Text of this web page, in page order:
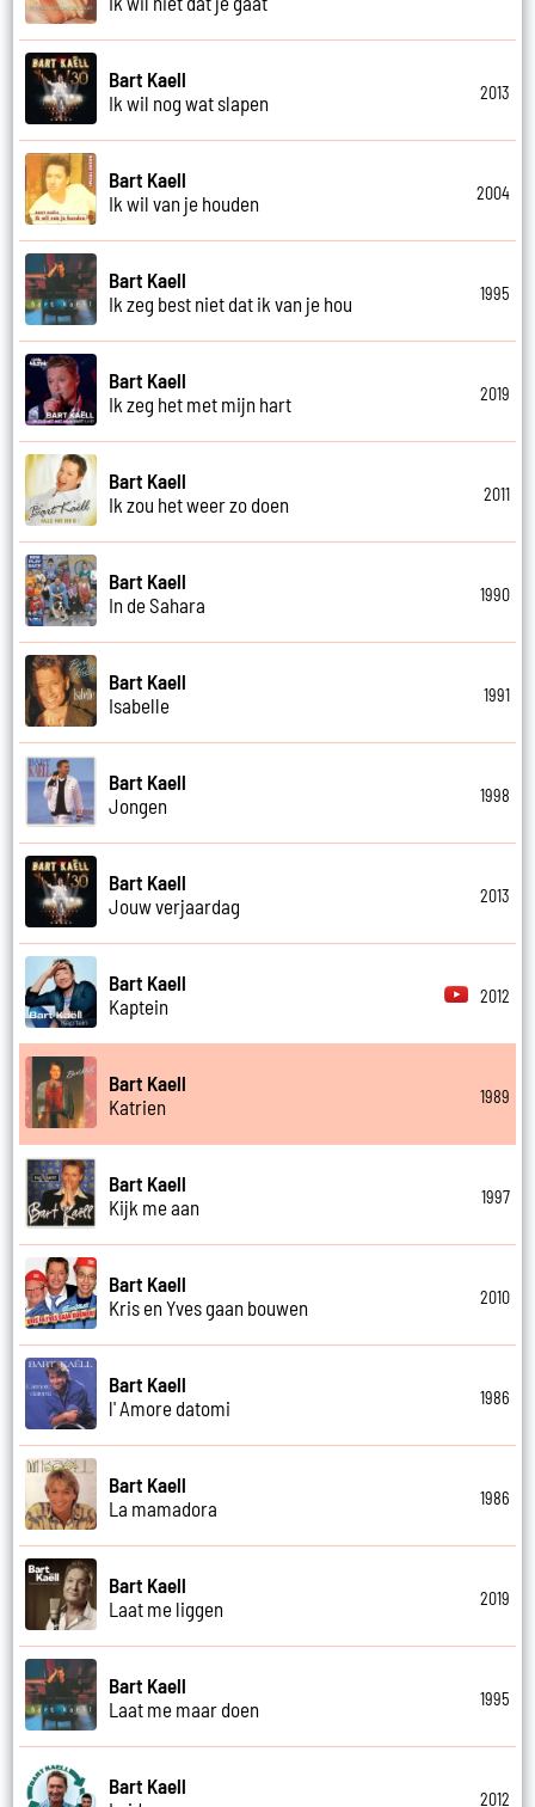
Bart Kaell
Ik wil nog wat slapen
2013
Bart Kaell
Ik wil van je houden
2004
Bart Kaell
Ik zeg best niet dat ik van je hou
1995
Bart Kaell
Ik zeg het met mijn hart
2019
Bart Kaell
Ik zou het weer zo doen
2011
Bart Kaell
In de Sahara
1990
Bart Kaell
Isabelle
1991
Bart Kaell
Jongen
1998
Bart Kaell
Jouw verjaardag
2013
Bart Kaell
Kaptein
2012
Bart Kaell
Katrien
1989
Bart Kaell
Kijk me aan
1997
Bart Kaell
Kris en Yves gaan bouwen
2010
Bart Kaell
l' Amore datomi
1986
Bart Kaell
La mamadora
1986
Bart Kaell
Laat me liggen
2019
Bart Kaell
Laat me maar doen
1995
Bart Kaell
2012